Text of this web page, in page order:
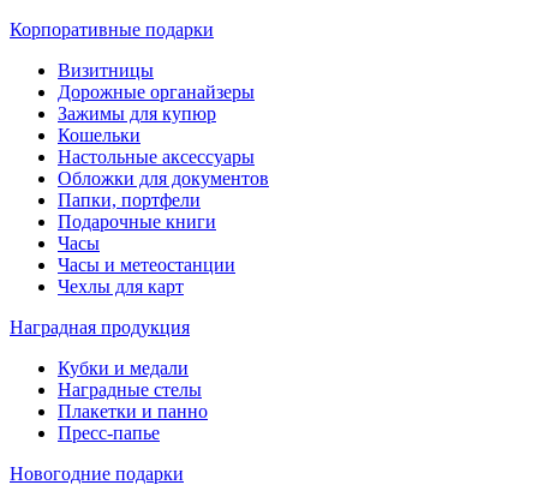
Корпоративные подарки
Визитницы
Дорожные органайзеры
Зажимы для купюр
Кошельки
Настольные аксессуары
Обложки для документов
Папки, портфели
Подарочные книги
Часы
Часы и метеостанции
Чехлы для карт
Наградная продукция
Кубки и медали
Наградные стелы
Плакетки и панно
Пресс-папье
Новогодние подарки